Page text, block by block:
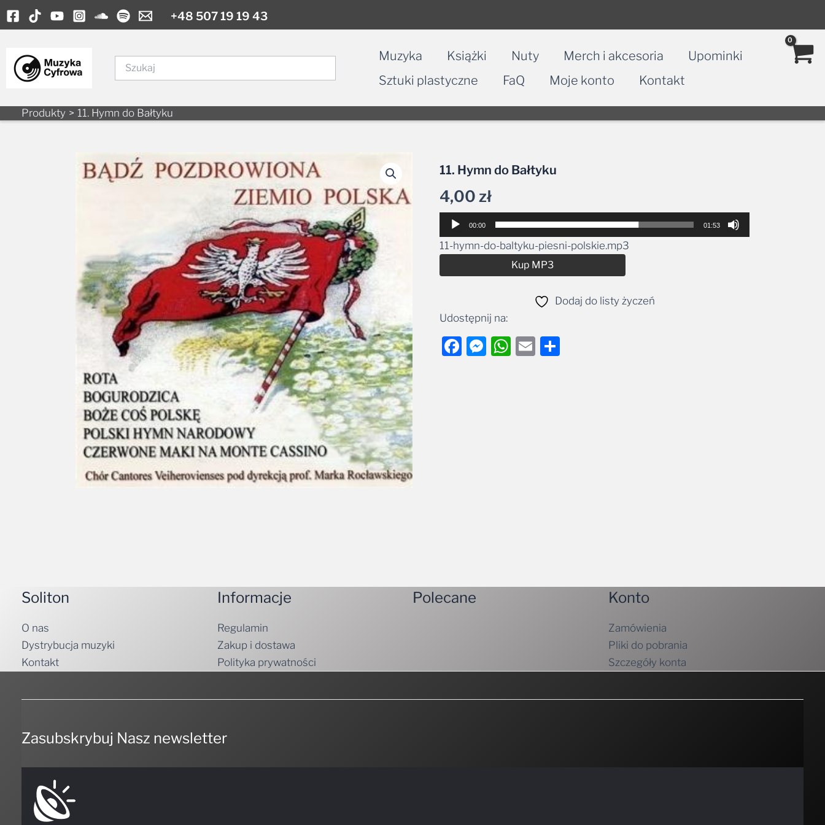
Skip
to
+48 507 19 19 43
Muzyka Książki Nuty Merch i akcesoria
Upominki
Sztuki plastyczne
FaQ Moje konto Kontakt
Produkty 11. Hymn do Bałtyku
11. Hymn do Bałtyku
4,00zł
Odtwarzacz
plików
dźwiękowych
00:00 01:53
11-hymn-do-baltyku-piesni-polskie.mp3
Kup MP3
Dodaj do listy życzeń
Udostępnij na:
Facebook
Messenger
WhatsApp
EmailShare
Soliton
O nas
Dystrybucja muzyki
Kontakt
Informacje
Regulamin
Zakup i dostawa
Polityka prywatności
Polecane Konto
Zamówienia
Pliki do pobrania
Szczegóły konta
Zasubskrybuj Nasz newsletter